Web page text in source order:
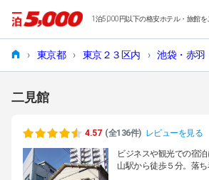
1泊5,000円以下の格安ホテル・旅館を
› 東京都 › 東京２３区内 › 池袋・赤羽
二見館
4.57 (全136件) レビューを見る
ビジネスや観光での宿
山駅から徒歩５分。落ち